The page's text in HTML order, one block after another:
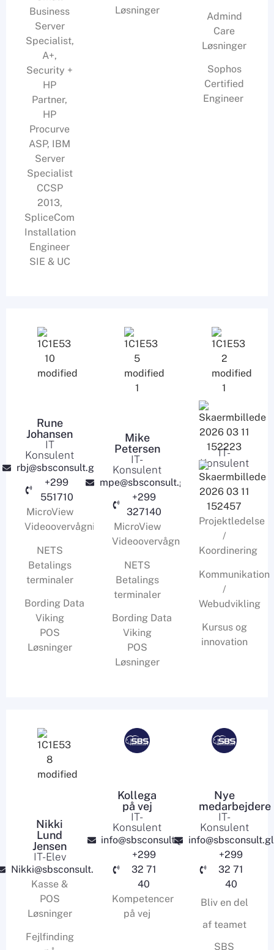
Business
Server
Specialist,
A+,
Security +
HP
Partner,
HP
Procurve
ASP, IBM
Server
Specialist
CCSP
2013,
SpliceCom
Installation
Engineer
SIE & UC
Løsninger
Admind
Care
Løsninger
Sophos
Certified
Engineer
Rune
Johansen
IT
Konsulent
rbj@sbsconsult.gl
+299
551710
MicroView
Videoovervågning
NETS
Betalings
terminaler
Bording Data
Viking
POS
Løsninger
Mike
Petersen
IT-
Konsulent
mpe@sbsconsult.gl
+299
327140
MicroView
Videoovervågning
NETS
Betalings
terminaler
Bording Data
Viking
POS
Løsninger
IT-
Konsulent
Projektledelse
/
Koordinering
Kommunikation
/
Webudvikling
Kursus og
innovation
Nikki
Lund
Jensen
IT-Elev
Nikki@sbsconsult.gl
Kasse &
POS
Løsninger
Fejlfinding
Kollega
på vej
IT-
Konsulent
info@sbsconsult.gl
+299
32 71
40
Kompetencer
på vej
Nye
medarbejdere
IT-
Konsulent
info@sbsconsult.gl
+299
32 71
40
Bliv en del
af teamet
SBS